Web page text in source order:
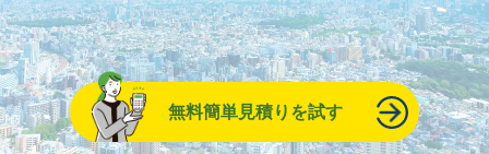
無料簡単見積りを試す